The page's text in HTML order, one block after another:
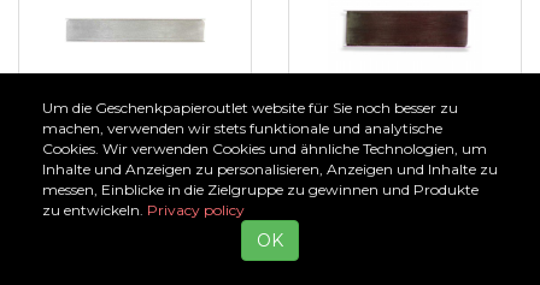
Ab€ 1,00
Organzaband silber
Ab€ 1,00
Organzaband braun
Um die Geschenkpapieroutlet website für Sie noch besser zu
machen, verwenden wir stets funktionale und analytische
Cookies. Wir verwenden Cookies und ähnliche Technologien, um
Inhalte und Anzeigen zu personalisieren, Anzeigen und Inhalte zu
messen, Einblicke in die Zielgruppe zu gewinnen und Produkte
zu entwickeln. Privacy policy
OK